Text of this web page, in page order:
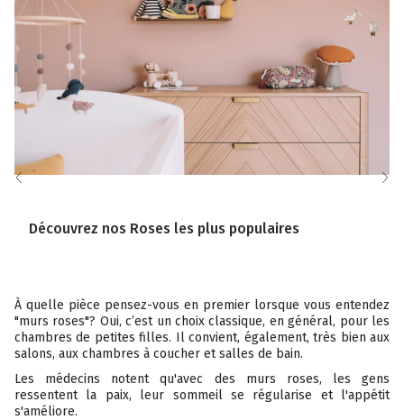
Découvrez nos Roses les plus populaires
À quelle pièce pensez-vous en premier lorsque vous entendez
"murs roses"? Oui, c’est un choix classique, en général, pour les
chambres de petites filles. Il convient, également, très bien aux
salons, aux chambres à coucher et salles de bain.
Les médecins notent qu'avec des murs roses, les gens
ressentent la paix, leur sommeil se régularise et l'appétit
s'améliore.